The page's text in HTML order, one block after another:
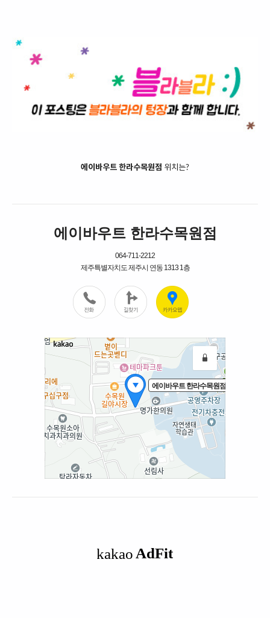
에이바우트 한라수목원점 위치는?